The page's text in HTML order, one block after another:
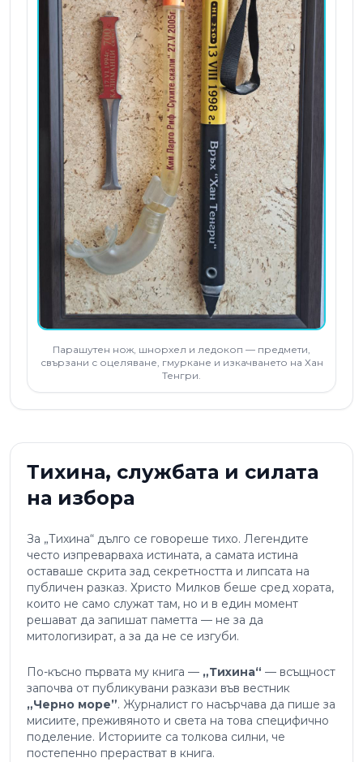
Парашутен нож, шнорхел и ледокоп — предмети,
свързани с оцеляване, гмуркане и изкачването на Хан
Тенгри.
Тихина, службата и силата
на избора
За „Тихина“ дълго се говореше тихо. Легендите
често изпреварваха истината, а самата истина
оставаше скрита зад секретността и липсата на
публичен разказ. Христо Милков беше сред хората,
които не само служат там, но и в един момент
решават да запишат паметта — не за да
митологизират, а за да не се изгуби.
По-късно първата му книга — „Тихина“ — всъщност
започва от публикувани разкази във вестник
„Черно море”. Журналист го насърчава да пише за
мисиите, преживяното и света на това специфично
поделение. Историите са толкова силни, че
постепенно прерастват в книга.